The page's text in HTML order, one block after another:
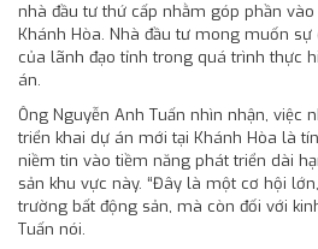
nhà đầu tư thứ cấp nhằm góp phần
Khánh Hòa. Nhà đầu tư mong muốn sự
của lãnh đạo tỉnh trong quá trình thực
án.
Ông Nguyễn Anh Tuấn nhìn nhận, việc
triển khai dự án mới tại Khánh Hòa là
niềm tin vào tiềm năng phát triển dài
sản khu vực này. “Đây là một cơ hội
trường bất động sản, mà còn đối với
Tuấn nói.